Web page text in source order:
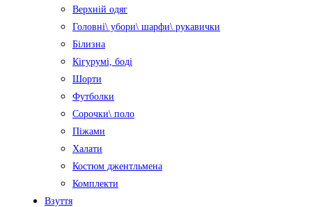
Верхній одяг
Головні\ убори\ шарфи\ рукавички
Білизна
Кігурумі, боді
Шорти
Футболки
Сорочки\ поло
Піжами
Халати
Костюм джентльмена
Комплекти
Взуття